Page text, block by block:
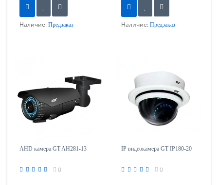
Наличие: Предзаказ Наличие: Предзаказ
AHD камера GT AH281-13
0
IP видеокамера GT IP180-20
0